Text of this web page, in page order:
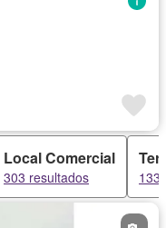
Local Comercial
303 resultados 133